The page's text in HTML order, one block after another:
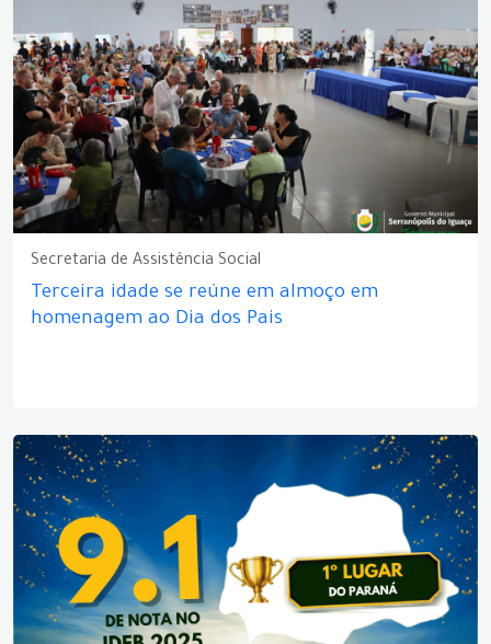
Secretaria de Assistência Social
Terceira idade se reúne em almoço em
homenagem ao Dia dos Pais